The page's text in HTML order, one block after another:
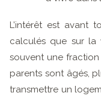
L’intérêt est avant
calculés que sur la
souvent une
parents sont âgés,
transmettre un